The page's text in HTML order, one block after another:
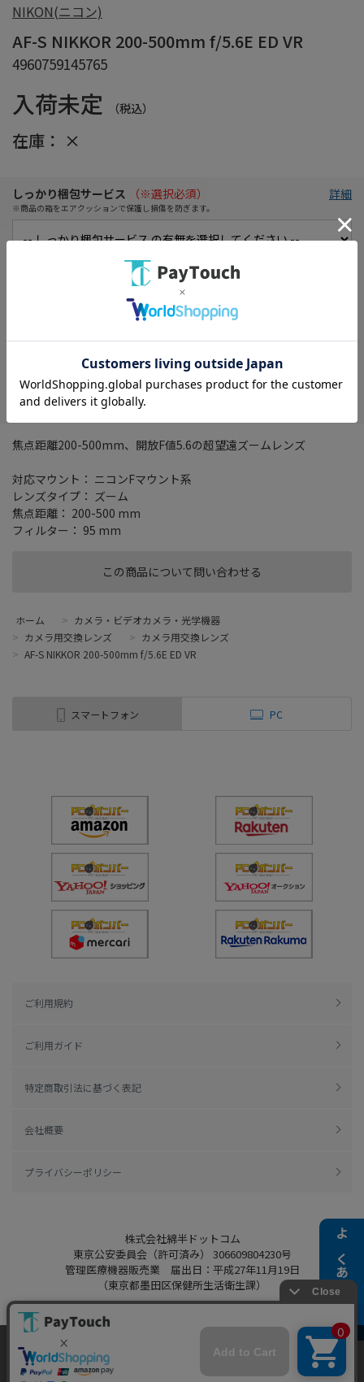
よくある質問
NIKON(ニコン)
AF-S NIKKOR 200-500mm f/5.6E ED VR
4960759145765
入荷未定 （税込）
在庫： ×
この商品について問い合わせる
しっかり梱包サービス （※選択必須）
※商品の箱をエアクッションで保護し損傷を防ぎます。
詳細
初期不良保証期間延長サービス
※1か月に延長！買ってすぐに使えなくても安心！
在庫がありません
お気に入り
焦点距離200-500mm、開放F値5.6の超望遠ズームレンズ
対応マウント： ニコンFマウント系
レンズタイプ： ズーム
焦点距離： 200-500 mm
フィルター： 95 mm
ホーム > カメラ・ビデオカメラ・光学機器
> カメラ用交換レンズ > カメラ用交換レンズ
> AF-S NIKKOR 200-500mm f/5.6E ED VR
スマートフォン PC
ご利用規約
ご利用ガイド
特定商取引法に基づく表記
会社概要
プライバシーポリシー
株式会社綿半ドットコム
東京公安委員会（許可済み） 306609804230号
管理医療機器販売業 届出日：平成27年11月19日
（東京都墨田区保健所生活衛生課）
Copyright 2022
当ウェブサイトでは、お客様により良いサービス
をご提供するため、クッキーを利用しています。